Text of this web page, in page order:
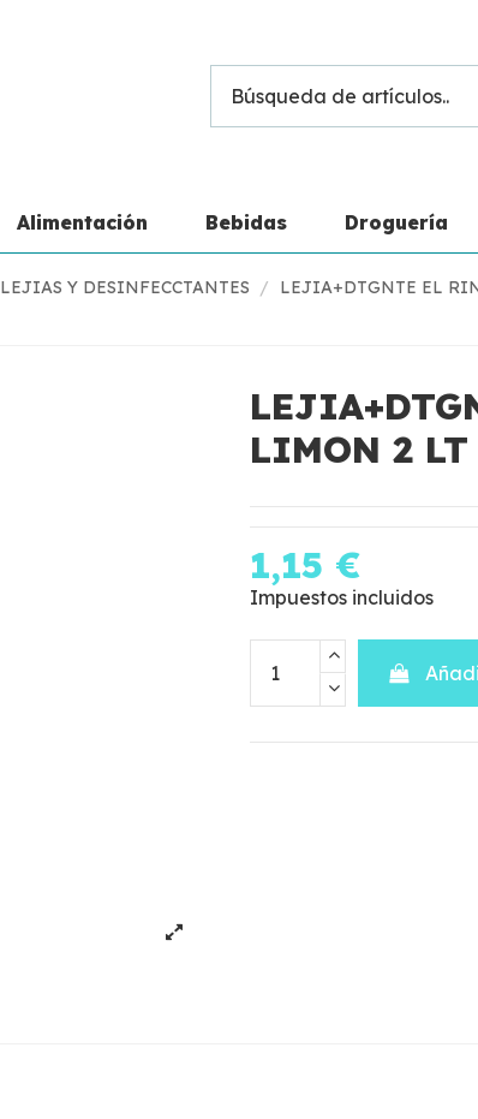
Alimentación Bebidas Droguería
LEJIAS Y DESINFECCTANTES LEJIA+DTGNTE EL
LIMON 2 LT
1,15 €
Impuestos incluidos